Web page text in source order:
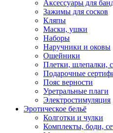
Аксессуары для
Зажимы для сосков
Кляпы
Маски, ушки
Наборы
Наручники и оковы
Ошейники
Плетки, шлепалки,
Подарочные
Пояс верности
Уретральные плаги
Электростимуляция
Эротическое бельё
Колготки и чулки
Комплекты, боди,